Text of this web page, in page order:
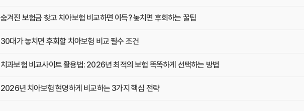
숨겨진 보험금 찾고 치아보험 비교하면 이득? 놓치면 후회하는 꿀팁
30대가 놓치면 후회할 치아보험 비교 필수 조건
치과보험 비교사이트 활용법: 2026년 최적의 보험 똑똑하게 선택하는 방법
2026년 치아보험 현명하게 비교하는 3가지 핵심 전략